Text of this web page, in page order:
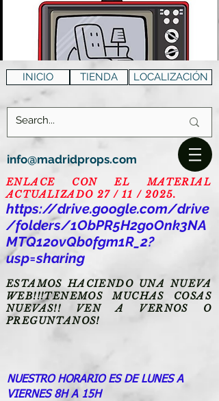
INICIO TIENDA LOCALIZACIÓN
info@madridprops.com
ENLACE CON EL MATERIAL
ACTUALIZADO 27 / 11 / 2025.
https://drive.google.com/drive
/folders/1ObPR5H2goOnk3NA
MTQ12ovQb0fgm1R_2?
usp=sharing
ESTAMOS HACIENDO UNA NUEVA
WEB!!!TENEMOS MUCHAS COSAS
NUEVAS!! VEN A VERNOS O
PREGUNTANOS!
NUESTRO HORARIO ES DE LUNES A
VIERNES 8H A 15H